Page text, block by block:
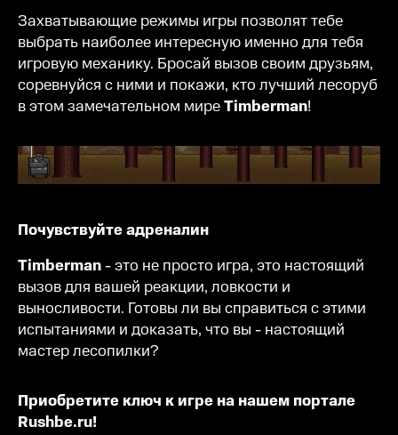
Захватывающие режимы игры позволят тебе
выбрать наиболее интересную именно для тебя
игровую механику. Бросай вызов своим друзьям,
соревнуйся с ними и покажи, кто лучший лесоруб
в этом замечательном миреTimberman!
Почувствуйте адреналин
Timberman- это не просто игра, это настоящий
вызов для вашей реакции, ловкости и
выносливости. Готовы ли вы справиться с этими
испытаниями и доказать, что вы - настоящий
мастер лесопилки?
Приобретите ключ к игре на нашем портале
Rushbe.ru!